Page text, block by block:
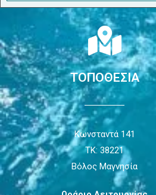
ΤΟΠΟΘΕΣΙΑ
Κωνσταντά 141
ΤΚ: 38221
Βόλος Μαγνησία